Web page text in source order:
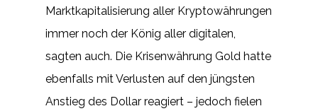
Marktkapitalisierung aller Kryptowährungen
immer noch der König aller digitalen,
sagten auch. Die Krisenwährung Gold hatte
ebenfalls mit Verlusten auf den jüngsten
Anstieg des Dollar reagiert – jedoch fielen